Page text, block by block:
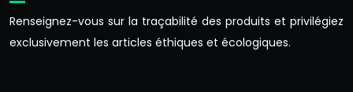
Renseignez-vous sur la traçabilité des produits et privilégiez
exclusivement les articles éthiques et écologiques.